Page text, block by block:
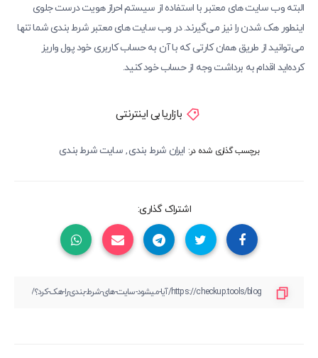
البته وب سایت های معتبر با استفاده از سیستم احراز هویت درست جلوی
اینطور هک شدن را نیز می‌گیرند. در وب سایت های معتبر شرط بندی شما تنها
می‌توانید از طریق همان کارتی که با آن به حساب کاربری خود پول واریز
کرده‌اید اقدام به برداشت وجه از حساب خود کنید.
بازاریابی اینترنتی
برچسب گذاری شده در: ایران شرط بندی,سایت شرط بندی
اشتراک گذاری: